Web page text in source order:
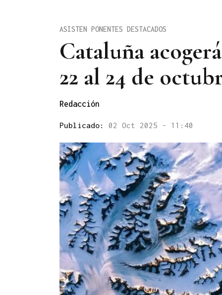
Cataluña
22 al 24 de
ASISTEN PONENTES DESTACADOS
Redacción
Publicado: 02 Oct 2025 - 11:40